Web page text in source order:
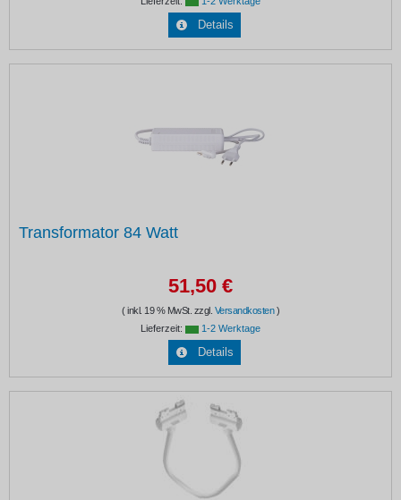
Details
Transformator 84 Watt
51,50 €
( inkl. 19 % MwSt. zzgl. Versandkosten)
Lieferzeit:
1-2 Werktage
Details